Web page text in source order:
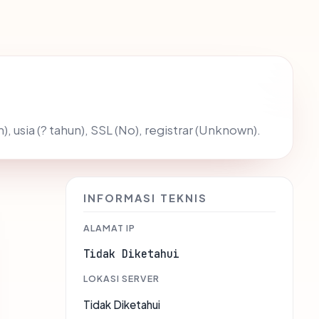
usia (? tahun), SSL (No), registrar (Unknown).
INFORMASI TEKNIS
ALAMAT IP
Tidak Diketahui
LOKASI SERVER
Tidak Diketahui